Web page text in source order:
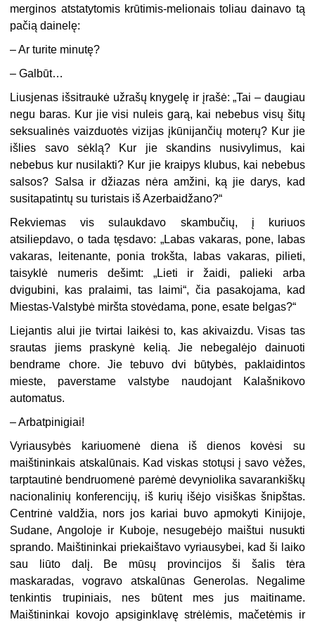
merginos atstatytomis krūtimis-melionais toliau dainavo tą
pačią dainelę:
– Ar turite minutę?
– Galbūt…
Liusjenas išsitraukė užrašų knygelę ir įrašė: „Tai – daugiau
negu baras. Kur jie visi nuleis garą, kai nebebus visų šitų
seksualinės vaizduotės vizijas įkūnijančių moterų? Kur jie
išlies savo sėklą? Kur jie skandins nusivylimus, kai
nebebus kur nusilakti? Kur jie kraipys klubus, kai nebebus
salsos? Salsa ir džiazas nėra amžini, ką jie darys, kad
susitapatintų su turistais iš Azerbaidžano?“
Rekviemas vis sulaukdavo skambučių, į kuriuos
atsiliepdavo, o tada tęsdavo: „Labas vakaras, pone, labas
vakaras, leitenante, ponia trokšta, labas vakaras, pilieti,
taisyklė numeris dešimt: „Lieti ir žaidi, palieki arba
dvigubini, kas pralaimi, tas laimi“, čia pasakojama, kad
Miestas-Valstybė miršta stovėdama, pone, esate belgas?“
Liejantis alui jie tvirtai laikėsi to, kas akivaizdu. Visas tas
srautas jiems praskynė kelią. Jie nebegalėjo dainuoti
bendrame chore. Jie tebuvo dvi būtybės, paklaidintos
mieste, paverstame valstybe naudojant Kalašnikovo
automatus.
– Arbatpinigiai!
Vyriausybės kariuomenė diena iš dienos kovėsi su
maištininkais atskalūnais. Kad viskas stotųsi į savo vėžes,
tarptautinė bendruomenė parėmė devyniolika savarankiškų
nacionalinių konferencijų, iš kurių išėjo visiškas šnipštas.
Centrinė valdžia, nors jos kariai buvo apmokyti Kinijoje,
Sudane, Angoloje ir Kuboje, nesugebėjo maištui nusukti
sprando. Maištininkai priekaištavo vyriausybei, kad ši laiko
sau liūto dalį. Be mūsų provincijos ši šalis tėra
maskaradas, vogravo atskalūnas Generolas. Negalime
tenkintis trupiniais, nes būtent mes jus maitiname.
Maištininkai kovojo apsiginklavę strėlėmis, mačetėmis ir